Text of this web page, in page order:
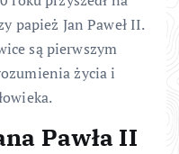
papież Jan Paweł II.
są pierwszym
życia i
Pawła II